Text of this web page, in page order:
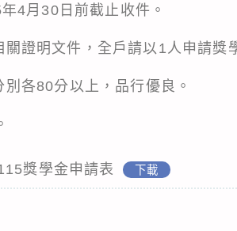
4月30日前截止收件。
證明文件，全戶請以1人申請獎
各80分以上，品行優良。
獎學金申請表 下載